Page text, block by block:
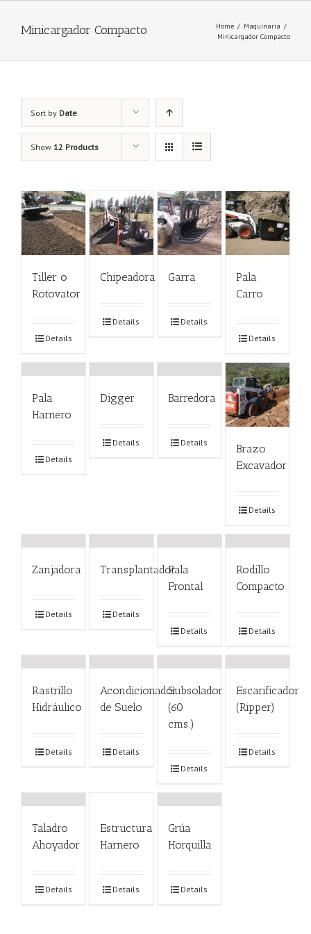
Minicargador Compacto Home / Maquinaria /
Minicargador Compacto
Sort by Date
Show 12 Products
Tiller o
Rotovator
Details
Chipeadora
Details
Garra
Details
Pala
Carro
Details
Pala
Harnero
Details
Digger
Details
Barredora
Details
Brazo
Excavador
Details
Zanjadora
Details
Transplantador
Details
Pala
Frontal
Details
Rodillo
Compacto
Details
Rastrillo
Hidráulico
Details
Acondicionador
de Suelo
Details
Subsolador
(60
cms.)
Details
Escarificador
(Ripper)
Details
Taladro
Ahoyador
Details
Estructura
Harnero
Details
Grúa
Horquilla
Details